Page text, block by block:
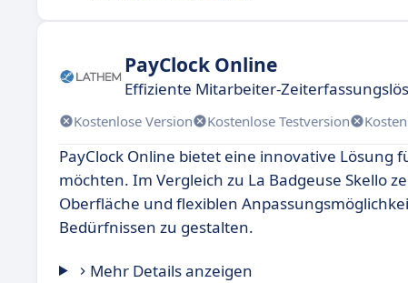
PayClock Online
Effiziente Mitarbeiter-
Kostenlose Version Kostenlose Testversion
PayClock Online bietet eine innovative
möchten. Im Vergleich zu La Badgeuse Skello
Oberfläche und flexiblen
Bedürfnissen zu gestalten.
Mehr Details anzeigen